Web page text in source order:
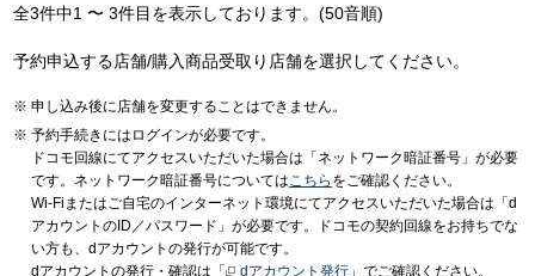
全3件中1 〜 3件目を表示しております。(50音順)
予約申込する店舗/購入商品受取り店舗を選択してください。
申し込み後に店舗を変更することはできません。
予約手続きにはログインが必要です。
ドコモ回線にてアクセスいただいた場合は「ネットワーク暗証番号」が必要
です。ネットワーク暗証番号についてはこちら をご確認ください。
Wi-Fiまたはご自宅のインターネット環境にてアクセスいただいた場合は「d
アカウントのID／パスワード」が必要です。ドコモの契約回線をお持ちでな
い方も、dアカウントの発行が可能です。
dアカウントの発行・確認は「
dアカウント発行 」でご確認ください。